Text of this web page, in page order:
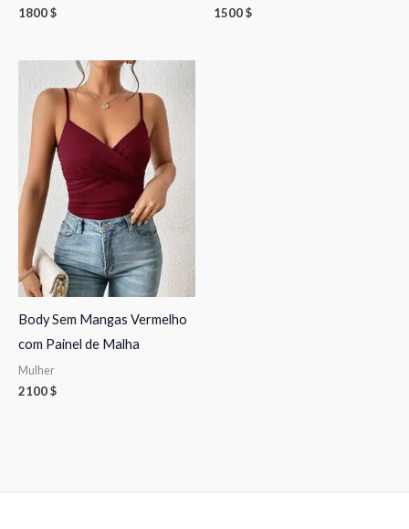
1800$ 1500$
Body Sem Mangas Vermelho
com Painel de Malha
Mulher
2100$